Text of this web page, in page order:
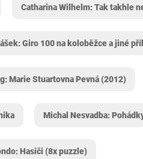
Catharina Wilhelm: Tak takhle
Giro 100 na koloběžce a jiné
Marie Stuartovna Pevná (2012)
Michal Nesvadba:
Hasiči (8x puzzle)